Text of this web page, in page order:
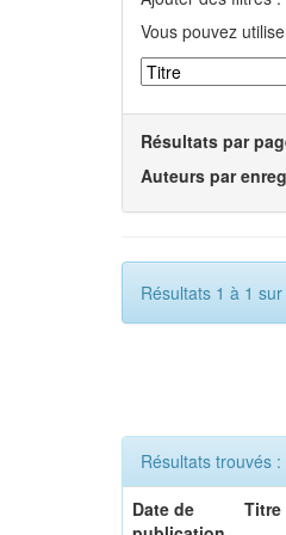
Vous pouvez
Résultats par
Auteurs par
Résultats 1 à 1
Résultats trouvés
Date de
Titre